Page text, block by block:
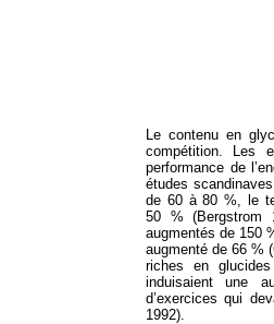
Le contenu en
compétition. Les
performance de
études
de 60 à 80 %, le
50 % (Bergstrom
augmentés de 150
augmenté de 66 %
riches en
induisaient une
d’exercices qui
1992).